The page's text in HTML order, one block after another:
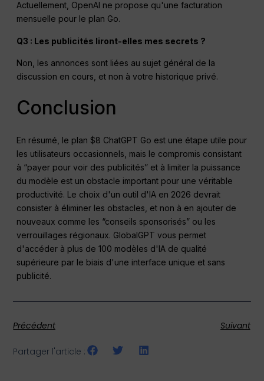
Actuellement, OpenAI ne propose qu'une facturation
mensuelle pour le plan Go.
Q3 : Les publicités liront-elles mes secrets ?
Non, les annonces sont liées au sujet général de la
discussion en cours, et non à votre historique privé.
Conclusion
En résumé, le plan $8 ChatGPT Go est une étape utile pour
les utilisateurs occasionnels, mais le compromis consistant
à “payer pour voir des publicités” et à limiter la puissance
du modèle est un obstacle important pour une véritable
productivité. Le choix d'un outil d'IA en 2026 devrait
consister à éliminer les obstacles, et non à en ajouter de
nouveaux comme les “conseils sponsorisés” ou les
verrouillages régionaux. GlobalGPT vous permet
d'accéder à plus de 100 modèles d'IA de qualité
supérieure par le biais d'une interface unique et sans
publicité.
Précédent Suivant
Partager l'article :